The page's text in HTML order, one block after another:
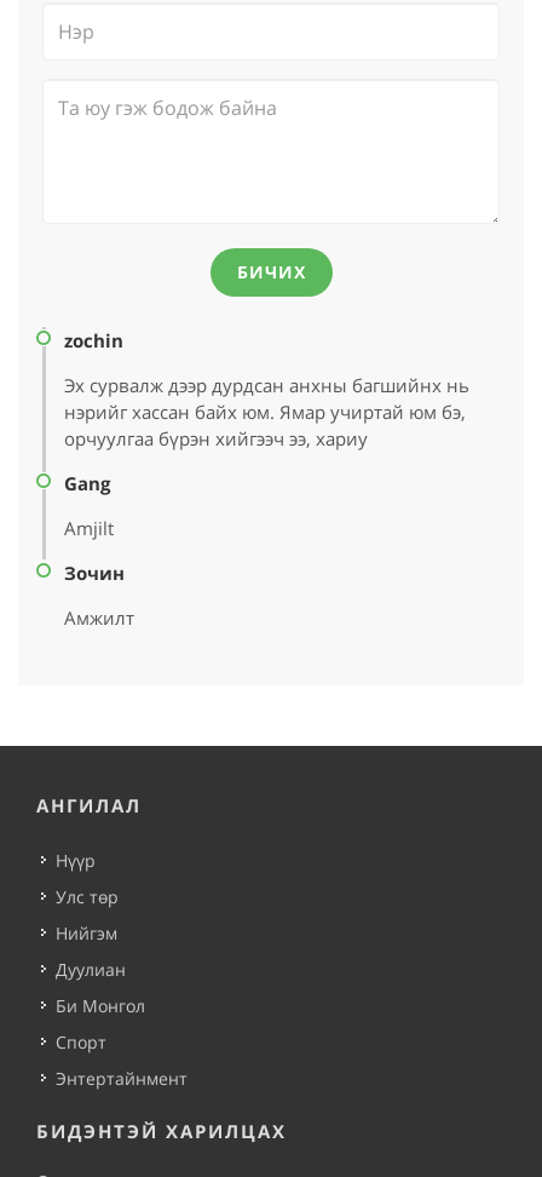
БИЧИХ
zochin
Эх сурвалж дээр дурдсан анхны багшийнх нь
нэрийг хассан байх юм. Ямар учиртай юм бэ,
орчуулгаа бүрэн хийгээч ээ, хариу
Gang
Amjilt
Зочин
Амжилт
АНГИЛАЛ
Нүүр
Улс төр
Нийгэм
Дуулиан
Би Монгол
Спорт
Энтертайнмент
БИДЭНТЭЙ ХАРИЛЦАХ